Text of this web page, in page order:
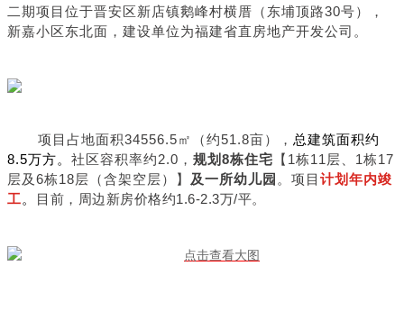
二期项目位于晋安区新店镇鹅峰村横厝（东埔顶路30号），
新嘉小区东北面，建设单位为福建省直房地产开发公司。
项目占地面积34556.5㎡（约51.8亩）， 总建筑面积约
8.5万方。 社区容积率约2.0， 规划8栋住宅 【1栋11层、1栋17
层及6栋18层（含架空层）】 及一所幼儿园 。项目 计划年内竣
工。 目前，周边新房价格约1.6-2.3万/平。